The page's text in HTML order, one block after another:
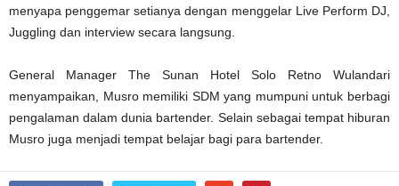
menyapa penggemar setianya dengan menggelar Live Perform DJ,
Juggling dan interview secara langsung.
General Manager The Sunan Hotel Solo Retno Wulandari
menyampaikan, Musro memiliki SDM yang mumpuni untuk berbagi
pengalaman dalam dunia bartender. Selain sebagai tempat hiburan
Musro juga menjadi tempat belajar bagi para bartender.